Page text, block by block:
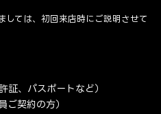
ては、初回来店時にご説明させて
証、パスポートなど）
ご契約の方）